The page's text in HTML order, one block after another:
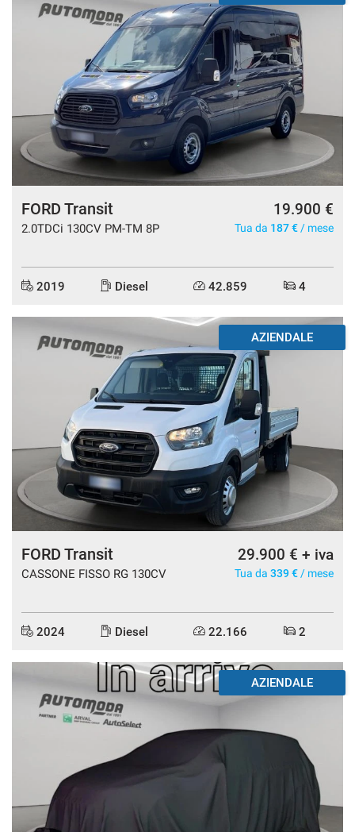
FORD Transit
2.0TDCi 130CV PM-TM 8P
19.900 €
Tua da 187 € / mese
2019 Diesel 42.859 4
AZIENDALE
FORD Transit
CASSONE FISSO RG 130CV
29.900 € + iva
Tua da 339 € / mese
2024 Diesel 22.166 2
AZIENDALE